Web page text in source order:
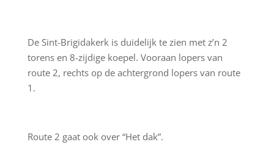
De Sint-Brigidakerk is duidelijk te zien met z’n 2
torens en 8-zijdige koepel. Vooraan lopers van
route 2, rechts op de achtergrond lopers van route
1.
Route 2 gaat ook over “Het dak”.